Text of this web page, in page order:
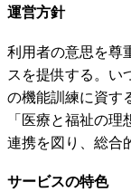
運営方針
利用者の意思を尊
スを提供する。い
の機能訓練に資す
「医療と福祉の
連携を図り、総合
サービスの特色